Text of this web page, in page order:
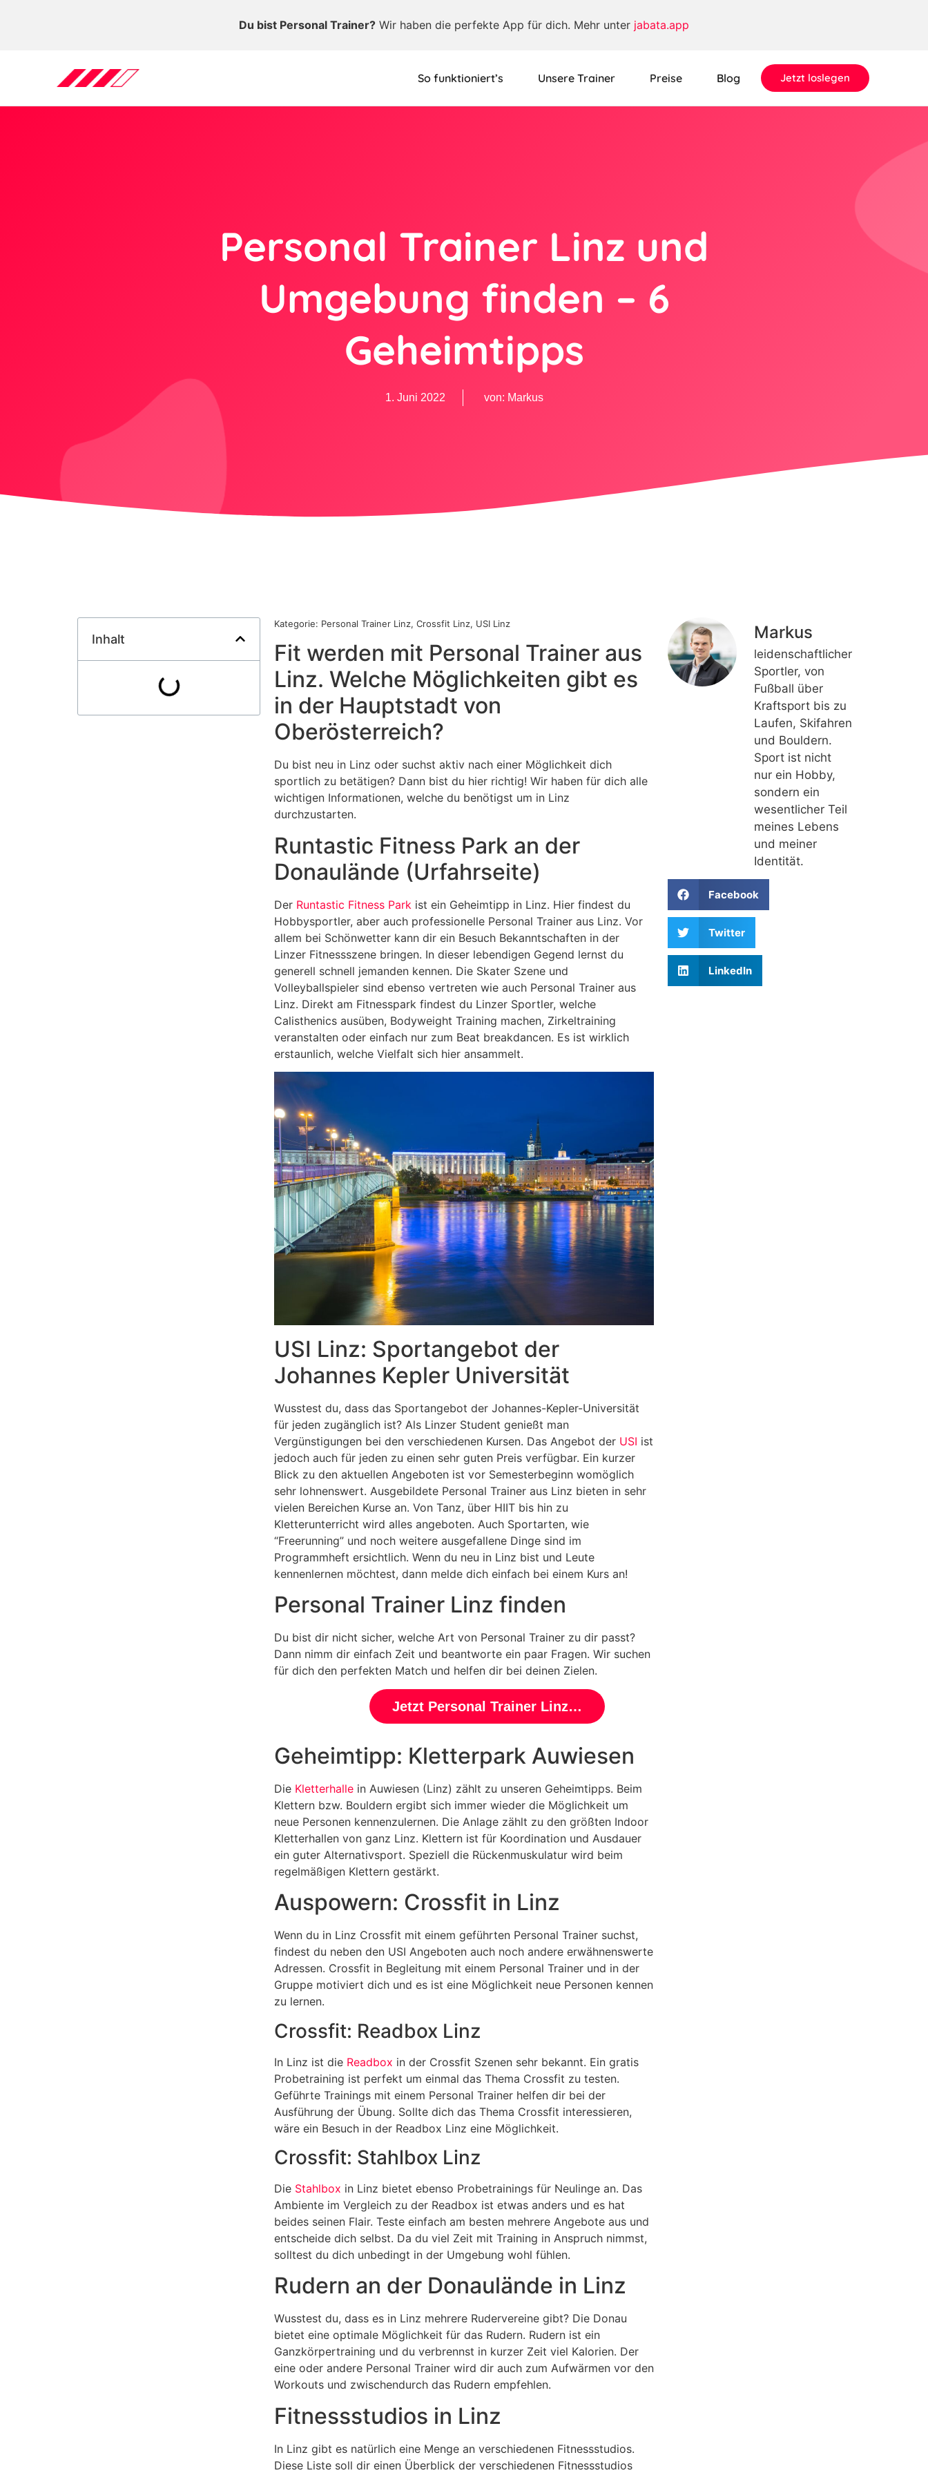
Du bist Personal Trainer? Wir haben die perfekte App für dich. Mehr unter jabata.app
So funktioniert’s Unsere Trainer Preise Blog Jetzt loslegen
Personal Trainer Linz und
Umgebung finden – 6
Geheimtipps
1. Juni 2022 von: Markus
Inhalt
Kategorie: Personal Trainer Linz, Crossfit Linz, USI Linz
Fit werden mit Personal Trainer aus
Linz. Welche Möglichkeiten gibt es
in der Hauptstadt von
Oberösterreich?
Du bist neu in Linz oder suchst aktiv nach einer Möglichkeit dich
sportlich zu betätigen? Dann bist du hier richtig! Wir haben für dich alle
wichtigen Informationen, welche du benötigst um in Linz
durchzustarten.
Runtastic Fitness Park an der
Donaulände (Urfahrseite)
Der Runtastic Fitness Park ist ein Geheimtipp in Linz. Hier findest du
Hobbysportler, aber auch professionelle Personal Trainer aus Linz. Vor
allem bei Schönwetter kann dir ein Besuch Bekanntschaften in der
Linzer Fitnessszene bringen. In dieser lebendigen Gegend lernst du
generell schnell jemanden kennen. Die Skater Szene und
Volleyballspieler sind ebenso vertreten wie auch Personal Trainer aus
Linz. Direkt am Fitnesspark findest du Linzer Sportler, welche
Calisthenics ausüben, Bodyweight Training machen, Zirkeltraining
veranstalten oder einfach nur zum Beat breakdancen. Es ist wirklich
erstaunlich, welche Vielfalt sich hier ansammelt.
USI Linz: Sportangebot der
Johannes Kepler Universität
Wusstest du, dass das Sportangebot der Johannes-Kepler-Universität
für jeden zugänglich ist? Als Linzer Student genießt man
Vergünstigungen bei den verschiedenen Kursen. Das Angebot der USI ist
jedoch auch für jeden zu einen sehr guten Preis verfügbar. Ein kurzer
Blick zu den aktuellen Angeboten ist vor Semesterbeginn womöglich
sehr lohnenswert. Ausgebildete Personal Trainer aus Linz bieten in sehr
vielen Bereichen Kurse an. Von Tanz, über HIIT bis hin zu
Kletterunterricht wird alles angeboten. Auch Sportarten, wie
“Freerunning” und noch weitere ausgefallene Dinge sind im
Programmheft ersichtlich. Wenn du neu in Linz bist und Leute
kennenlernen möchtest, dann melde dich einfach bei einem Kurs an!
Personal Trainer Linz finden
Du bist dir nicht sicher, welche Art von Personal Trainer zu dir passt?
Dann nimm dir einfach Zeit und beantworte ein paar Fragen. Wir suchen
für dich den perfekten Match und helfen dir bei deinen Zielen.
Jetzt Personal Trainer Linz finden
Geheimtipp: Kletterpark Auwiesen
Die Kletterhalle in Auwiesen (Linz) zählt zu unseren Geheimtipps. Beim
Klettern bzw. Bouldern ergibt sich immer wieder die Möglichkeit um
neue Personen kennenzulernen. Die Anlage zählt zu den größten Indoor
Kletterhallen von ganz Linz. Klettern ist für Koordination und Ausdauer
ein guter Alternativsport. Speziell die Rückenmuskulatur wird beim
regelmäßigen Klettern gestärkt.
Auspowern: Crossfit in Linz
Wenn du in Linz Crossfit mit einem geführten Personal Trainer suchst,
findest du neben den USI Angeboten auch noch andere erwähnenswerte
Adressen. Crossfit in Begleitung mit einem Personal Trainer und in der
Gruppe motiviert dich und es ist eine Möglichkeit neue Personen kennen
zu lernen.
Crossfit: Readbox Linz
In Linz ist die Readbox in der Crossfit Szenen sehr bekannt. Ein gratis
Probetraining ist perfekt um einmal das Thema Crossfit zu testen.
Geführte Trainings mit einem Personal Trainer helfen dir bei der
Ausführung der Übung. Sollte dich das Thema Crossfit interessieren,
wäre ein Besuch in der Readbox Linz eine Möglichkeit.
Crossfit: Stahlbox Linz
Die Stahlbox in Linz bietet ebenso Probetrainings für Neulinge an. Das
Ambiente im Vergleich zu der Readbox ist etwas anders und es hat
beides seinen Flair. Teste einfach am besten mehrere Angebote aus und
entscheide dich selbst. Da du viel Zeit mit Training in Anspruch nimmst,
solltest du dich unbedingt in der Umgebung wohl fühlen.
Rudern an der Donaulände in Linz
Wusstest du, dass es in Linz mehrere Rudervereine gibt? Die Donau
bietet eine optimale Möglichkeit für das Rudern. Rudern ist ein
Ganzkörpertraining und du verbrennst in kurzer Zeit viel Kalorien. Der
eine oder andere Personal Trainer wird dir auch zum Aufwärmen vor den
Workouts und zwischendurch das Rudern empfehlen.
Fitnessstudios in Linz
In Linz gibt es natürlich eine Menge an verschiedenen Fitnessstudios.
Diese Liste soll dir einen Überblick der verschiedenen Fitnessstudios
Markus
leidenschaftlicher
Sportler, von
Fußball über
Kraftsport bis zu
Laufen, Skifahren
und Bouldern.
Sport ist nicht
nur ein Hobby,
sondern ein
wesentlicher Teil
meines Lebens
und meiner
Identität.
Facebook
Twitter
LinkedIn